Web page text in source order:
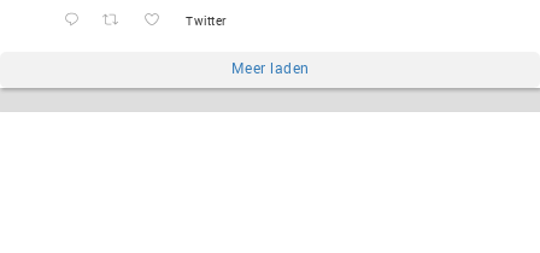
Twitter
Meer laden